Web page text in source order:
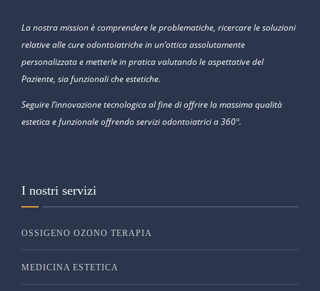
La nostra mission è comprendere le problematiche, ricercare le soluzioni
relative alle cure odontoiatriche in un’ottica assolutamente
personalizzata e metterle in pratica valutando le aspettative del
Paziente, sia funzionali che estetiche.
Seguire l’innovazione tecnologica al fine di offrire la massima qualità
estetica e funzionale offrendo servizi odontoiatrici a 360°.
I nostri servizi
OSSIGENO OZONO TERAPIA
MEDICINA ESTETICA